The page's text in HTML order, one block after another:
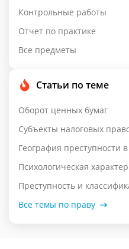
Контрольные работы
Отчет по практике
Все предметы
Статьи по теме
Оборот ценных бумаг
Субъекты налоговых
География преступности
Психологическая
Преступность и
Все темы по праву